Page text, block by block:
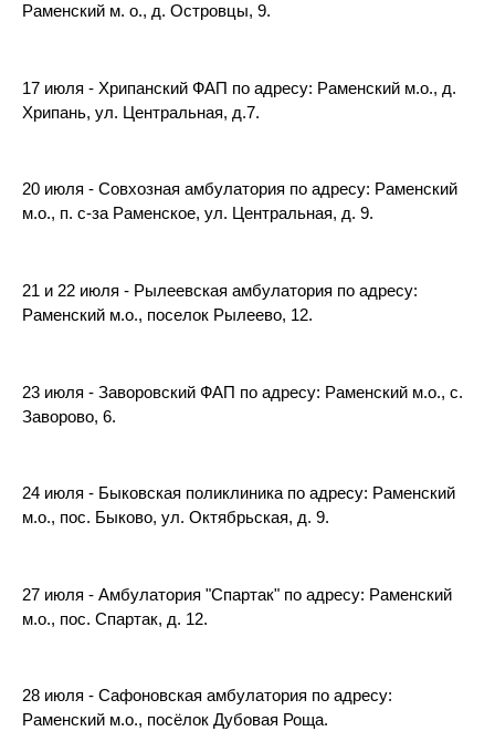
Раменский м. о., д. Островцы, 9.
17 июля - Хрипанский ФАП по адресу: Раменский м.о., д.
Хрипань, ул. Центральная, д.7.
20 июля - Совхозная амбулатория по адресу: Раменский
м.о., п. с-за Раменское, ул. Центральная, д. 9.
21 и 22 июля - Рылеевская амбулатория по адресу:
Раменский м.о., поселок Рылеево, 12.
23 июля - Заворовский ФАП по адресу: Раменский м.о., с.
Заворово, 6.
24 июля - Быковская поликлиника по адресу: Раменский
м.о., пос. Быково, ул. Октябрьская, д. 9.
27 июля - Амбулатория "Спартак" по адресу: Раменский
м.о., пос. Спартак, д. 12.
28 июля - Сафоновская амбулатория по адресу:
Раменский м.о., посёлок Дубовая Роща.